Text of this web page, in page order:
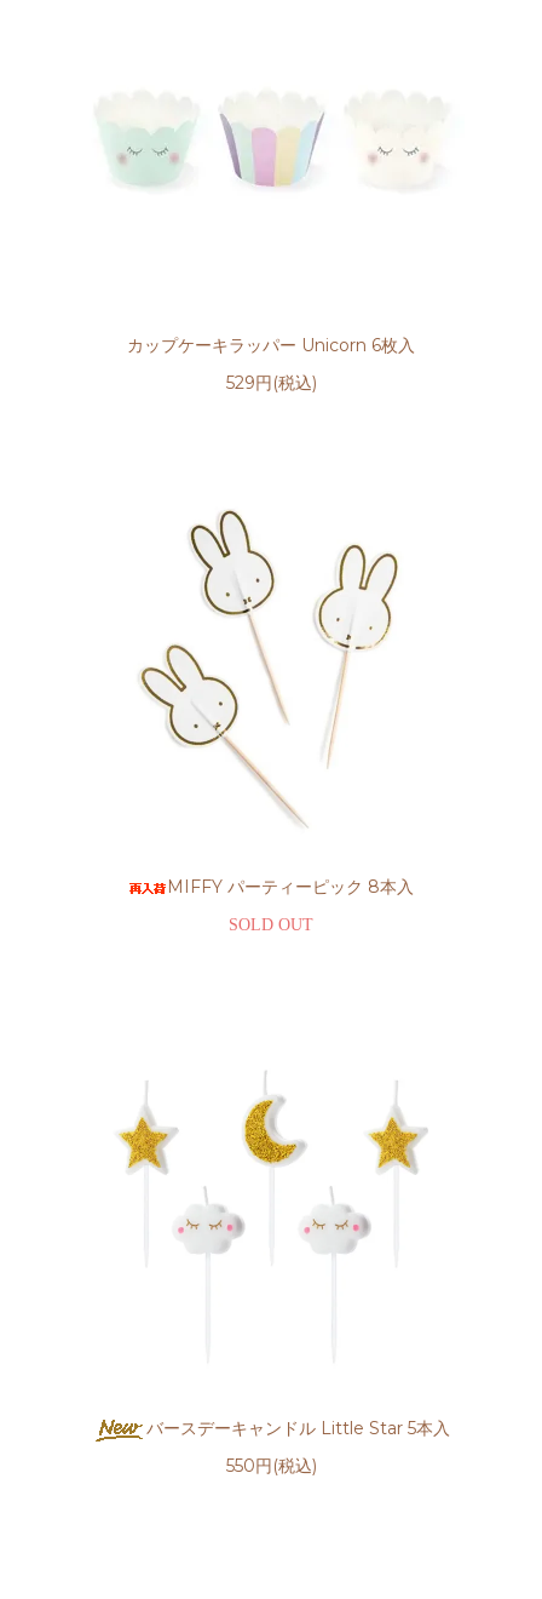
カップケーキラッパー Unicorn 6枚入
529円(税込)
MIFFY パーティーピック 8本入
SOLD OUT
バースデーキャンドル Little Star 5本入
550円(税込)